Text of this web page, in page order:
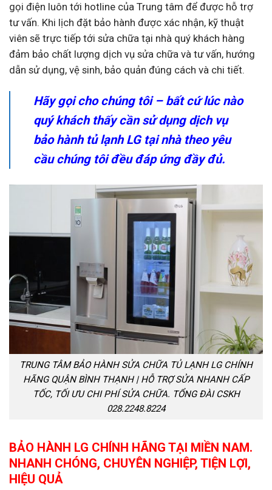
gọi điện luôn tới hotline của Trung tâm để được hỗ trợ
tư vấn. Khi lịch đặt bảo hành được xác nhận, kỹ thuật
viên sẽ trực tiếp tới sửa chữa tại nhà quý khách hàng
đảm bảo chất lượng dịch vụ sửa chữa và tư vấn, hướng
dẫn sử dụng, vệ sinh, bảo quản đúng cách và chi tiết.
Hãy gọi cho chúng tôi – bất cứ lúc nào
quý khách thấy cần sử dụng dịch vụ
bảo hành tủ lạnh LG tại nhà theo yêu
cầu chúng tôi đều đáp ứng đầy đủ.
TRUNG TÂM BẢO HÀNH SỬA CHỮA TỦ LẠNH LG CHÍNH
HÃNG QUẬN BÌNH THẠNH | HỖ TRỢ SỬA NHANH CẤP
TỐC, TỐI ƯU CHI PHÍ SỬA CHỮA. TỔNG ĐÀI CSKH
028.2248.8224
BẢO HÀNH LG CHÍNH HÃNG TẠI MIỀN NAM.
NHANH CHÓNG, CHUYÊN NGHIỆP, TIỆN LỢI,
HIỆU QUẢ